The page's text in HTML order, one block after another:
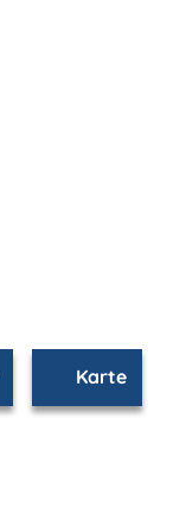
Karte